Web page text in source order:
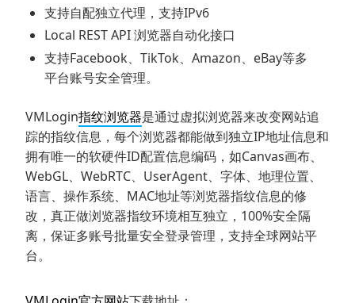
支持自配独立代理，支持IPv6
Local REST API 浏览器自动化接口
支持Facebook、TikTok、Amazon、eBay等多
平台账号安全管理。
VMLogin指纹浏览器是通过虚拟浏览器来改变网站追
踪的指纹信息，每个浏览器都能做到独立IP地址信息和
拥有唯一的软硬件ID配置信息编码，如Canvas画布、
WebGL、WebRTC、UserAgent、字体、地理位置、
语言、操作系统、MAC地址等浏览器指纹信息的修
改，真正做浏览器指纹环境相互独立，100%安全隔
离，保证多账号批量安全登录管理，支持全球网站平
台。